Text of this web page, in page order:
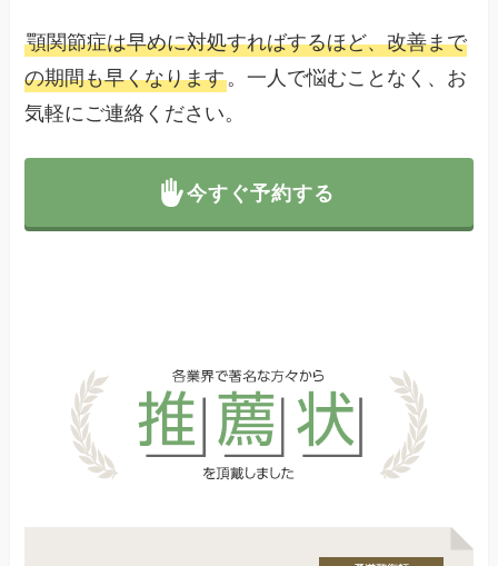
顎関節症は早めに対処すればするほど、改善まで
の期間も早くなります。一人で悩むことなく、お
気軽にご連絡ください。
今すぐ予約する